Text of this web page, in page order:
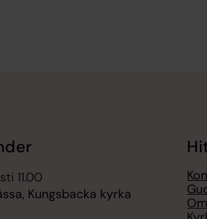
11.00
Kungsbacka kyrka